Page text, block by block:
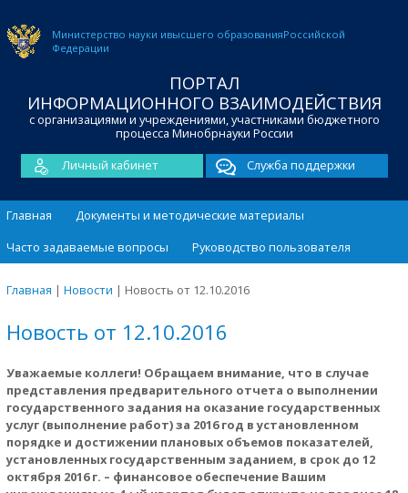
Министерство науки ивысшего образованияРоссийской
Федерации
ПОРТАЛ
ИНФОРМАЦИОННОГО ВЗАИМОДЕЙСТВИЯ
с организациями и учреждениями, участниками бюджетного
процесса Минобрнауки России
Личный кабинет
Служба поддержки
Главная
Документы и методические материалы
Часто задаваемые вопросы
Руководство пользователя
Главная | Новости | Новость от 12.10.2016
Новость от 12.10.2016
Уважаемые коллеги! Обращаем внимание, что в случае
представления предварительного отчета о выполнении
государственного задания на оказание государственных
услуг (выполнение работ) за 2016 год в установленном
порядке и достижении плановых объемов показателей,
установленных государственным заданием, в срок до 12
октября 2016 г. – финансовое обеспечение Вашим